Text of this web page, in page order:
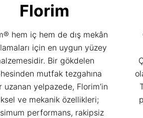
Florim
hem iç hem de dış mekân
için en uygun yüzey
Bir gökdelen
mutfak tezgahına
uzanan yelpazede, Florim’in
ve mekanik özellikleri;
performans, rakipsiz